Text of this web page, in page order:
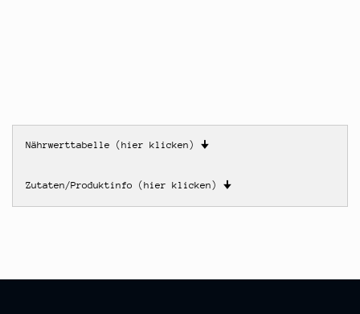
Nährwerttabelle (hier klicken) 🠋
Zutaten/Produktinfo (hier klicken) 🠋